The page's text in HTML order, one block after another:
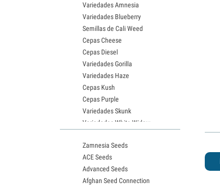
Variedades Amnesia
Variedades Blueberry
Semillas de Cali Weed
Cepas Cheese
Cepas Diesel
Variedades Gorilla
Variedades Haze
Cepas Kush
Cepas Purple
Variedades Skunk
Variedades White Widow
Semillas de Granddaddy Purple
Semillas de OG Kush
Semillas de Blue Dream
Semillas de Lemon Haze
Zamnesia Seeds
ACE Seeds
Advanced Seeds
Afghan Seed Connection